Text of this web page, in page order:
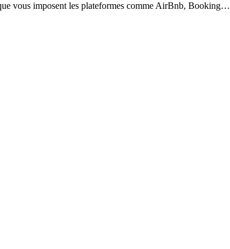
vous imposent les plateformes comme AirBnb, Booking…